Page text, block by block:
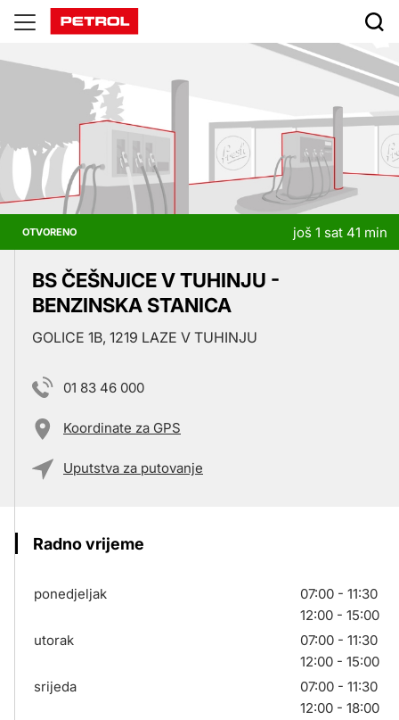
Prodajna
mjesta
OTVORENO još 1 sat 41 min
BS ČEŠNJICE V TUHINJU -
BENZINSKA STANICA
GOLICE 1B, 1219 LAZE V TUHINJU
01 83 46 000
Koordinate za GPS
Uputstva za putovanje
Radno vrijeme
ponedjeljak
07:00 - 11:30
12:00 - 15:00
utorak
07:00 - 11:30
12:00 - 15:00
srijeda
07:00 - 11:30
12:00 - 18:00